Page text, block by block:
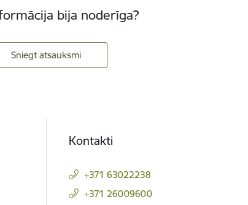
bija noderīga?
Sniegt atsauksmi
Kontakti
+371 63022238
+371 26009600